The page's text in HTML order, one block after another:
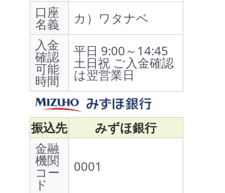
口座
名義
カ）ワタナベ
入金
確認
可能
時間
平日 9:00～14:45
土日祝 ご入金確認
は翌営業日
振込先
みずほ銀行
金融
機関
コー
ド
0001